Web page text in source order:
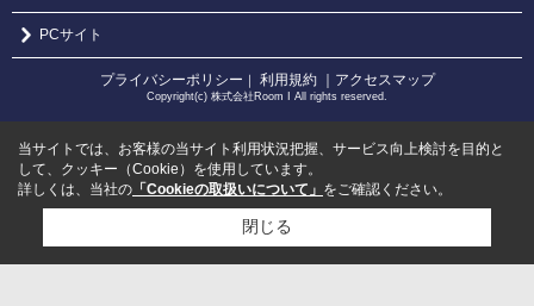
PCサイト
プライバシーポリシー 利用規約 ｜アクセスマップ
Copyright(c) 株式会社Room I All rights reserved.
当サイトでは、お客様の当サイト利用状況把握、サービス向上検討を目的と
して、クッキー（Cookie）を使用しています。
詳しくは、当社の 「Cookieの取扱いについて」 をご確認ください。
閉じる